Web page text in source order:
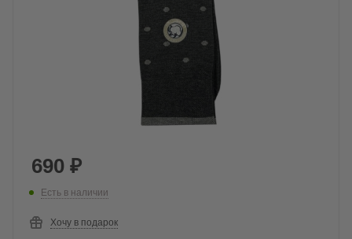
690 ₽
Есть в наличии
Хочу в подарок